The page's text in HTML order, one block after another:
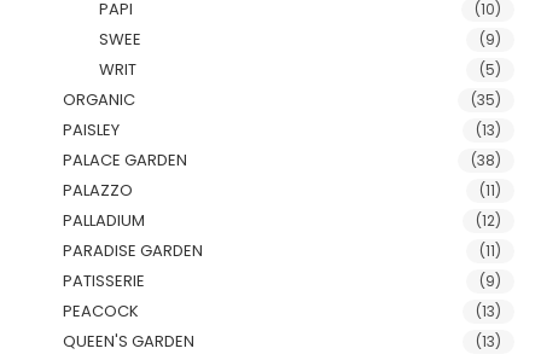
PAPI (10)
SWEE (9)
WRIT (5)
ORGANIC (35)
PAISLEY (13)
PALACE GARDEN (38)
PALAZZO (11)
PALLADIUM (12)
PARADISE GARDEN (11)
PATISSERIE (9)
PEACOCK (13)
QUEEN'S GARDEN (13)